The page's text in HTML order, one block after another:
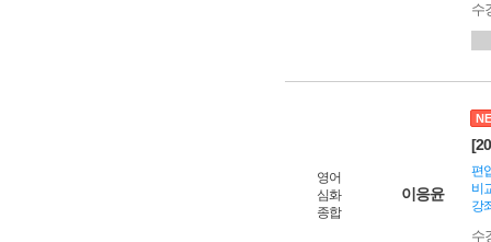
수
영어
심화
종합
이응윤
편
비
강
수